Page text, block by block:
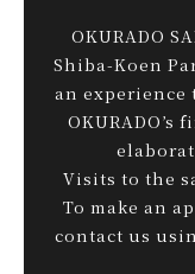
OKURADO
Shiba-Koen
an
Visits to the
To make an
contact us